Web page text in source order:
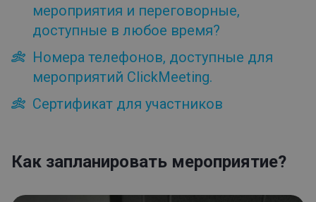
Как запланировать мероприятие?
Как изменить дату и время проведения мероприятия?
переговорные, доступные в любое время?
Номера телефонов, доступные для мероприятий
ClickMeeting.
Сертификат для участников
Приглашения
Профиль
мероприятия и переговорные,
доступные в любое время?
Номера телефонов, доступные для
мероприятий ClickMeeting.
Сертификат для участников
Как запланировать мероприятие?